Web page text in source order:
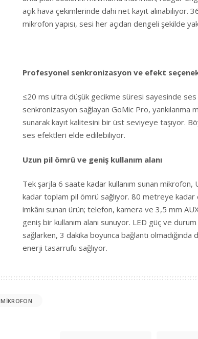
açık hava çekimlerinde dahi net kayıt alınabiliyor.
mikrofon yapısı, sesi her açıdan dengeli şekilde
Profesyonel senkronizasyon ve efekt
≤20 ms ultra düşük gecikme süresi sayesinde
senkronizasyon sağlayan GoMic Pro,
sunarak kayıt kalitesini bir üst seviyeye taşıyor.
ses efektleri elde edilebiliyor.
Uzun pil ömrü ve geniş kullanım alanı
Tek şarjla 6 saate kadar kullanım sunan
kadar toplam pil ömrü sağlıyor. 80 metreye
imkânı sunan ürün; telefon, kamera ve 3,5 mm
geniş bir kullanım alanı sunuyor. LED güç ve
sağlarken, 3 dakika boyunca bağlantı
enerji tasarrufu sağlıyor.
MIKROFON